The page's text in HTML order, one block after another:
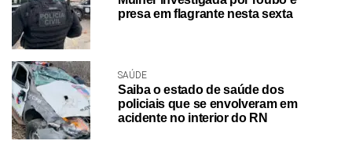
presa em flagrante nesta sexta
SAÚDE
Saiba o estado de saúde dos
policiais que se envolveram em
acidente no interior do RN